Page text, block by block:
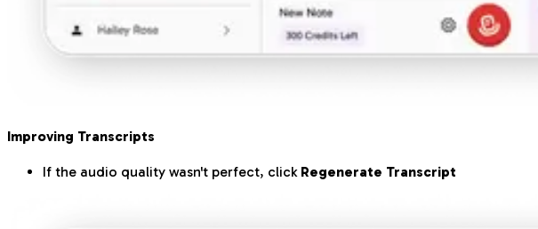
Improving Transcripts
If the audio quality wasn't perfect, click Regenerate Transcript